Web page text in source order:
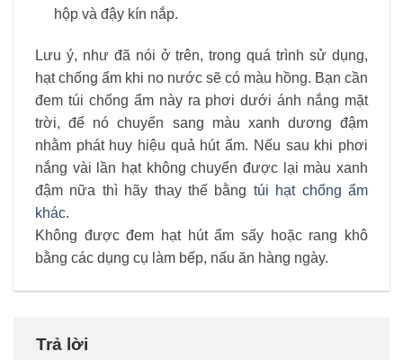
hộp và đậy kín nắp.
Lưu ý, như đã nói ở trên, trong quá trình sử dụng,
hạt chống ẩm khi no nước sẽ có màu hồng. Bạn cần
đem túi chống ẩm này ra phơi dưới ánh nắng mặt
trời, để nó chuyển sang màu xanh dương đậm
nhằm phát huy hiệu quả hút ẩm. Nếu sau khi phơi
nắng vài lần hạt không chuyển được lại màu xanh
đậm nữa thì hãy thay thế bằng túi hạt chống ẩm
khác.
Không được đem hạt hút ẩm sấy hoặc rang khô
bằng các dụng cụ làm bếp, nấu ăn hàng ngày.
Trả lời